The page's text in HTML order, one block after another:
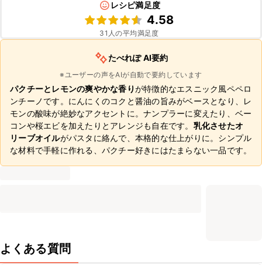
レシピ満足度
4.58
31 人の平均満足度
たべれぽ AI要約
※ユーザーの声をAIが自動で要約しています
パクチーとレモンの爽やかな香りが特徴的なエスニック風ペペロ
ンチーノです。にんにくのコクと醤油の旨みがベースとなり、レ
モンの酸味が絶妙なアクセントに。ナンプラーに変えたり、ベー
コンや桜エビを加えたりとアレンジも自在です。 乳化させたオ
リーブオイルがパスタに絡んで、本格的な仕上がりに。シンプル
な材料で手軽に作れる、パクチー好きにはたまらない一品です。
よくある質問